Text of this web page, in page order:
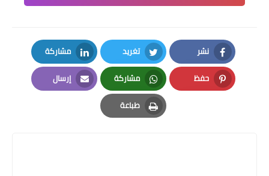
نشر
Facebook
تغريد
Twitter
مشاركة
LinkedIn
حفظ
Pinterest
مشاركة
Whatsapp
إرسال
Email
طباعة
Print